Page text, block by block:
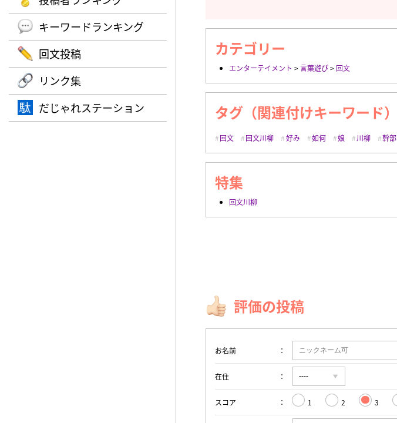
キーワードランキング
回文投稿
リンク集
だじゃれステーション
カテゴリー
エンターテイメント >言葉遊び> 回文
タグ（関連付けキーワード）
回文 回文川柳 好み 如何 娘 川柳 幹部
特集
回文川柳
評価の投稿
お名前
在住
スコア 1 2 3